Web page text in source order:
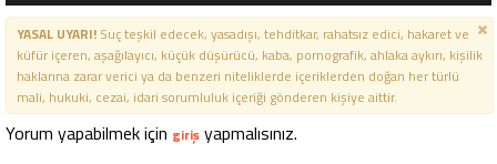
YASAL UYARI!Suç teşkil edecek, yasadışı, tehditkar, rahatsız edici, hakaret ve
küfür içeren, aşağılayıcı, küçük düşürücü, kaba, pornografik, ahlaka aykırı, kişilik
haklarına zarar verici ya da benzeri niteliklerde içeriklerden doğan her türlü
mali, hukuki, cezai, idari sorumluluk içeriği gönderen kişiye aittir.
Yorum yapabilmek için giriş yapmalısınız.